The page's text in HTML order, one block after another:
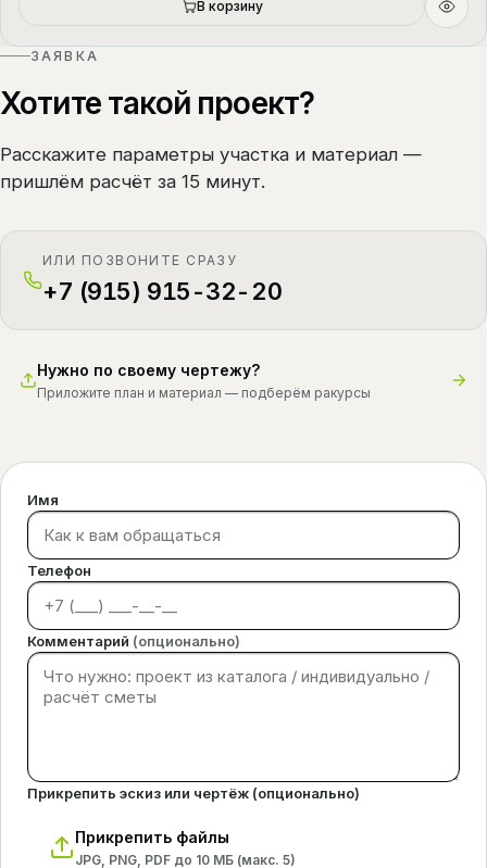
В корзину
ЗАЯВКА
Хотите такой проект?
Расскажите параметры участка и материал —
пришлём расчёт за 15 минут.
ИЛИ ПОЗВОНИТЕ СРАЗУ
+7 (915) 915-32-20
Нужно по своему чертежу?
Приложите план и материал — подберём ракурсы
Имя
Телефон
Комментарий (опционально)
Прикрепить эскиз или чертёж (опционально)
Прикрепить файлы
JPG, PNG, PDF до 10 МБ (макс. 5)